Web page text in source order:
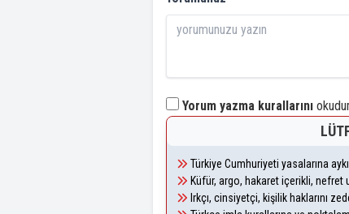
Yorum yazma kurallarını
Türkiye Cumhuriyeti yasalarına
Küfür, argo, hakaret içerikli, nefret
Irkçı, cinsiyetçi, kişilik haklarını